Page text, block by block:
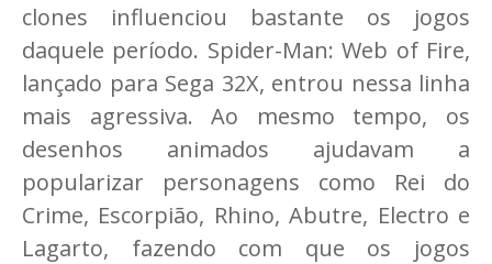
clones influenciou bastante os jogos
daquele período. Spider-Man: Web of Fire,
lançado para Sega 32X, entrou nessa linha
mais agressiva. Ao mesmo tempo, os
desenhos animados ajudavam a
popularizar personagens como Rei do
Crime, Escorpião, Rhino, Abutre, Electro e
Lagarto, fazendo com que os jogos